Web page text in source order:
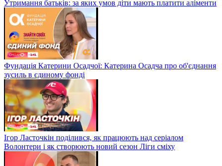
Утримання батьків: за яких умов діти мають платити аліменти
Фундація Катерини Осадчої: Катерина Осадча про об'єднання
зусиль в єдиному фонді
Ігор Ласточкін поділився, як працюють над серіалом
Волонтери і як створюють новий сезон Ліги сміху